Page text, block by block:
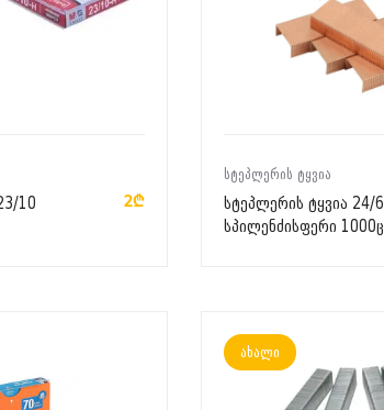
10
2₾
ᲡᲢᲔᲞᲚᲔᲠᲘᲡ ᲢᲧᲕᲘᲐ
სტეპლერის ტყვია 24/6
სპილენძისფერი 1000ც
ახალი